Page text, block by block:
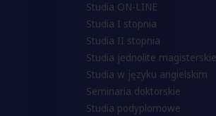
Studia ON-LINE
Studia I stopnia
Studia II stopnia
Studia jednolite magisterskie
Studia w języku angielskim
Seminaria doktorskie
Studia podyplomowe